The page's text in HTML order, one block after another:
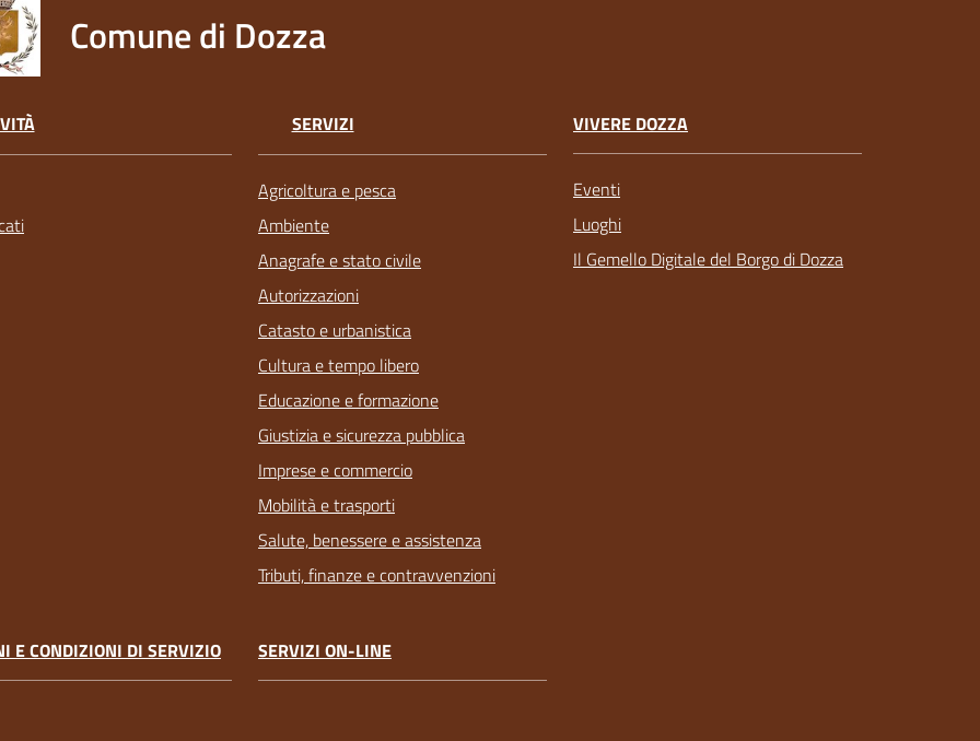
Comune di Dozza
SERVIZI
Agricoltura e pesca
Ambiente
Anagrafe e stato civile
Autorizzazioni
Catasto e urbanistica
Cultura e tempo libero
Educazione e formazione
Giustizia e sicurezza pubblica
Imprese e commercio
Mobilità e trasporti
Salute, benessere e assistenza
Tributi, finanze e contravvenzioni
VIVERE DOZZA
Eventi
Luoghi
Il Gemello Digitale del Borgo di Dozza
E CONDIZIONI DI SERVIZIO SERVIZI ON-LINE